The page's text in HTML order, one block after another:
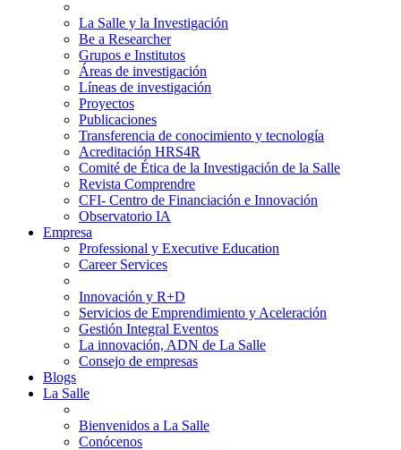
La Salle y la Investigación
Be a Researcher
Grupos e Institutos
Áreas de investigación
Líneas de investigación
Proyectos
Publicaciones
Transferencia de conocimiento y tecnología
Acreditación HRS4R
Comité de Ética de la Investigación de la Salle
Revista Comprendre
CFI- Centro de Financiación e Innovación
Observatorio IA
Empresa
Professional y Executive Education
Career Services
Innovación y R+D
Servicios de Emprendimiento y Aceleración
Gestión Integral Eventos
La innovación, ADN de La Salle
Consejo de empresas
Blogs
La Salle
Bienvenidos a La Salle
Conócenos